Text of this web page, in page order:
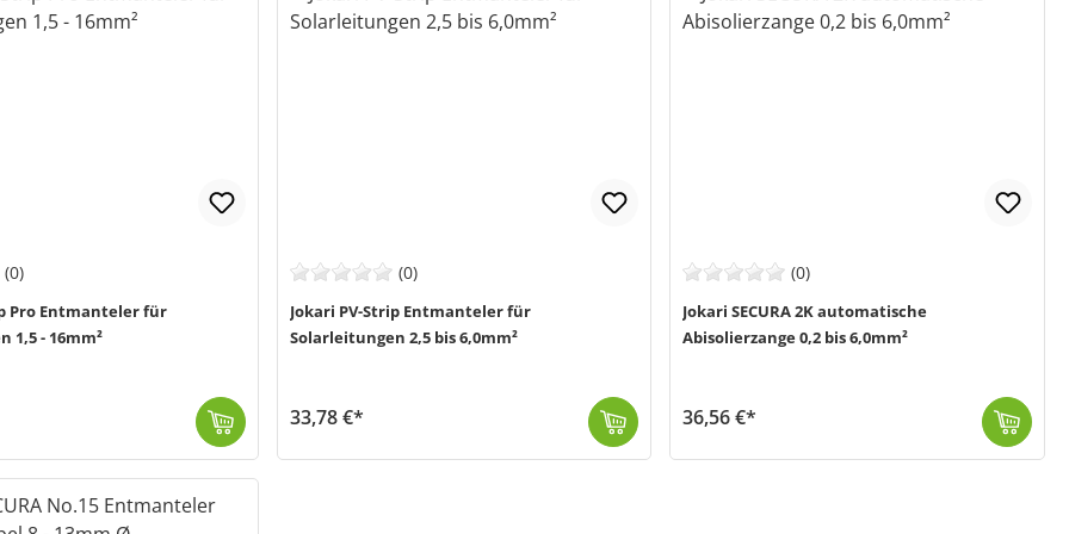
(0)
Pro Entmanteler für
1,5 - 16mm²
(0)
Jokari PV-Strip Entmanteler für
Solarleitungen 2,5 bis 6,0mm²
33,78 €*
(0)
Jokari SECURA 2K automatische
Abisolierzange 0,2 bis 6,0mm²
36,56 €*